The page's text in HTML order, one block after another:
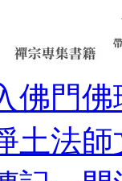
佛門佛
土法師